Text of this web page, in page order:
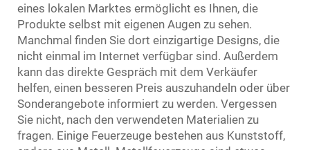
eines lokalen Marktes ermöglicht es Ihnen, die
Produkte selbst mit eigenen Augen zu sehen.
Manchmal finden Sie dort einzigartige Designs, die
nicht einmal im Internet verfügbar sind. Außerdem
kann das direkte Gespräch mit dem Verkäufer
helfen, einen besseren Preis auszuhandeln oder über
Sonderangebote informiert zu werden. Vergessen
Sie nicht, nach den verwendeten Materialien zu
fragen. Einige Feuerzeuge bestehen aus Kunststoff,